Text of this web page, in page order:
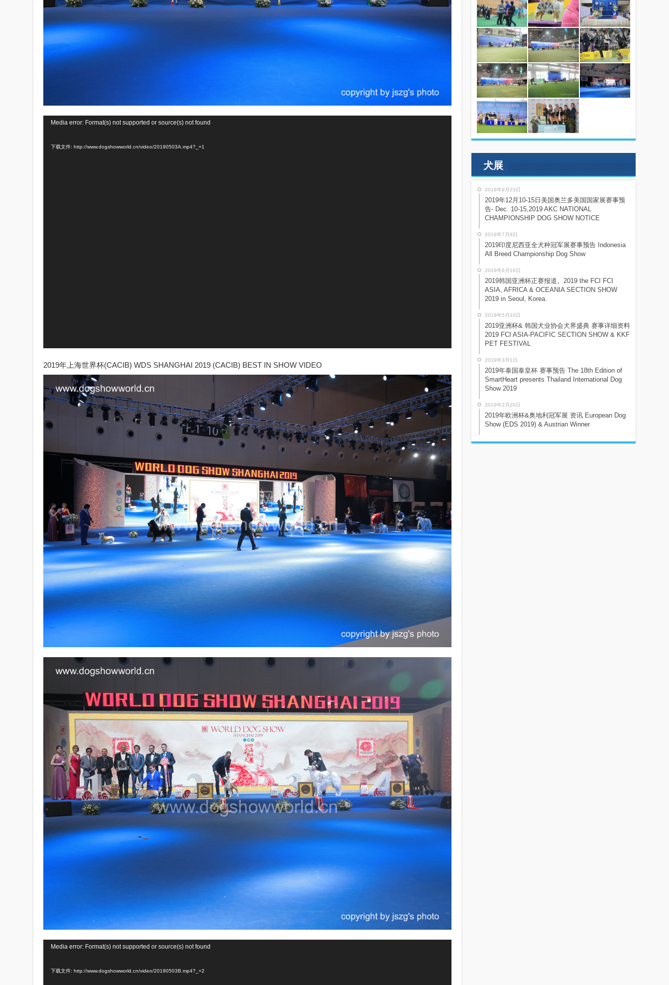
Media error: Format(s) not supported or source(s) not found
下载文件: http://www.dogshowworld.cn/video/20190503A.mp4?_=1
2019年上海世界杯(CACIB) WDS SHANGHAI 2019 (CACIB) BEST IN SHOW VIDEO
Media error: Format(s) not supported or source(s) not found
下载文件: http://www.dogshowworld.cn/video/20190503B.mp4?_=2
犬展
2019年9月23日
2019年12月10-15日美国奥兰多美国国家展赛事预
告- Dec. 10-15,2019 AKC NATIONAL
CHAMPIONSHIP DOG SHOW NOTICE
2019年7月8日
2019印度尼西亚全犬种冠军展赛事预告 Indonesia
All Breed Championship Dog Show
2019年6月16日
2019韩国亚洲杯正赛报道。2019 the FCI FCI
ASIA, AFRICA & OCEANIA SECTION SHOW
2019 in Seoul, Korea.
2019年5月10日
2019亚洲杯& 韩国犬业协会犬界盛典 赛事详细资料
2019 FCI ASIA-PACIFIC SECTION SHOW & KKF
PET FESTIVAL
2019年3月1日
2019年泰国泰皇杯 赛事预告 The 18th Edition of
SmartHeart presents Thailand International Dog
Show 2019
2019年2月20日
2019年欧洲杯&奥地利冠军展 资讯 European Dog
Show (EDS 2019) & Austrian Winner